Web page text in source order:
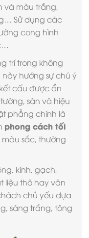
và màu trắng,
Sử dụng các
cong hình
trí trong không
hướng sự chú ý
cấu được ẩn
sàn và hiệu
phẳng chính là
phong cách tối
sắc, thường
kính, gạch,
liệu thô hay vân
chủ yếu dựa
sáng trắng, tông